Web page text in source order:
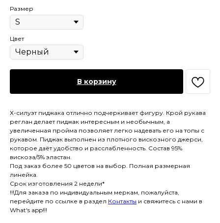
Размер
Цвет
В корзину
Х-силуэт пиджака отлично подчеркивает фигуру. Крой рукава
реглан делает пиджак интересным и необычным, а
увеличенная пройма позволяет легко надевать его на топы с
рукавом. Пиджак выполнен из плотного вискозного джерси,
которое даёт удобство и расслабленность. Состав 95%
вискоза/5% эластан.
Под заказ более 50 цветов на выбор. Полная размерная
линейка.
Срок изготовления 2 недели*
!!!Для заказа по индивидуальным меркам, пожалуйста,
перейдите по ссылке в раздел Контакты и свяжитесь с нами в
What's app!!!